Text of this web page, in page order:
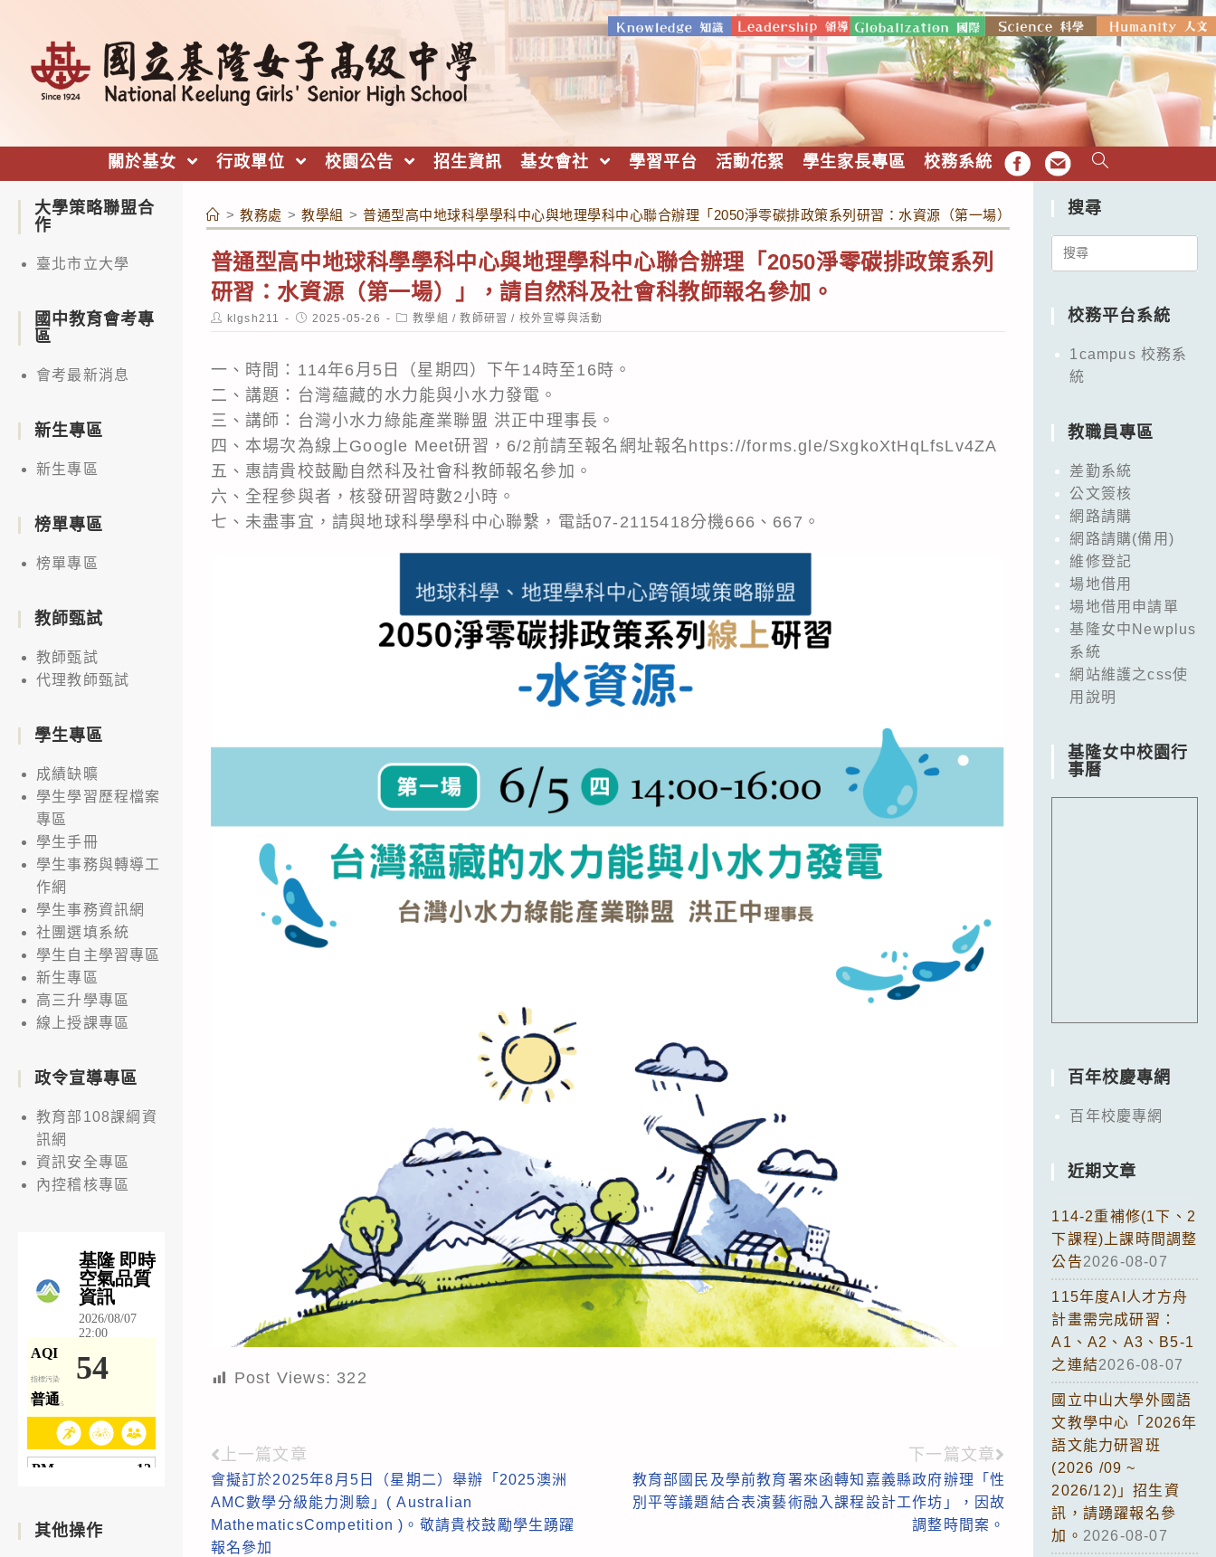
關於基女 行政單位 校園公告 招生資訊 基女會社 學習平台 活動花絮 學生家長專區 校務系統 FB EMAIL
> 教務處 > 教學組 > 普通型高中地球科學學科中心與地理學科中心聯合辦理「2050淨零碳排政策系列研習：水資源（第一場）」，請自然科及社會科教師報名
普通型高中地球科學學科中心與地理學科中心聯合辦理「2050淨零碳排政策系列
研習：水資源（第一場）」，請自然科及社會科教師報名參加。
Post
author:
klgsh211
Post
published:
2025-05-26
Post
category:
教學組 / 教師研習 / 校外宣導與活動
一、時間：114年6月5日（星期四）下午14時至16時。
二、講題：台灣蘊藏的水力能與小水力發電。
三、講師：台灣小水力綠能產業聯盟 洪正中理事長。
四、本場次為線上Google Meet研習，6/2前請至報名網址報名https://forms.gle/SxgkoXtHqLfsLv4ZA
五、惠請貴校鼓勵自然科及社會科教師報名參加。
六、全程參與者，核發研習時數2小時。
七、未盡事宜，請與地球科學學科中心聯繫，電話07-2115418分機666、667。
Post Views: 322
Read
more
articles
上一篇文章
會擬訂於2025年8月5日（星期二）舉辦「2025澳洲
AMC數學分級能力測驗」( Australian
MathematicsCompetition )。敬請貴校鼓勵學生踴躍
報名參加
下一篇文章
教育部國民及學前教育署來函轉知嘉義縣政府辦理「性
別平等議題結合表演藝術融入課程設計工作坊」，因故
調整時間案。
大學策略聯盟合
作
臺北市立大學
國中教育會考專
區
會考最新消息
新生專區
新生專區
榜單專區
榜單專區
教師甄試
教師甄試
代理教師甄試
學生專區
成績缺曠
學生學習歷程檔案
專區
學生手冊
學生事務與轉導工
作網
學生事務資訊網
社團選填系統
學生自主學習專區
新生專區
高三升學專區
線上授課專區
政令宣導專區
教育部108課綱資
訊網
資訊安全專區
內控稽核專區
其他操作
搜尋
Search
校務平台系統
1campus 校務系
統
教職員專區
差勤系統
公文簽核
網路請購
網路請購(備用)
維修登記
場地借用
場地借用申請單
基隆女中Newplus
系統
網站維護之css使
用說明
基隆女中校園行
事曆
百年校慶專網
百年校慶專網
近期文章
114-2重補修(1下、2
下課程)上課時間調整
公告2026-08-07
115年度AI人才方舟
計畫需完成研習：
A1、A2、A3、B5-1
之連結2026-08-07
國立中山大學外國語
文教學中心「2026年
語文能力研習班
(2026 /09 ~
2026/12)」招生資
訊，請踴躍報名參
加。 2026-08-07